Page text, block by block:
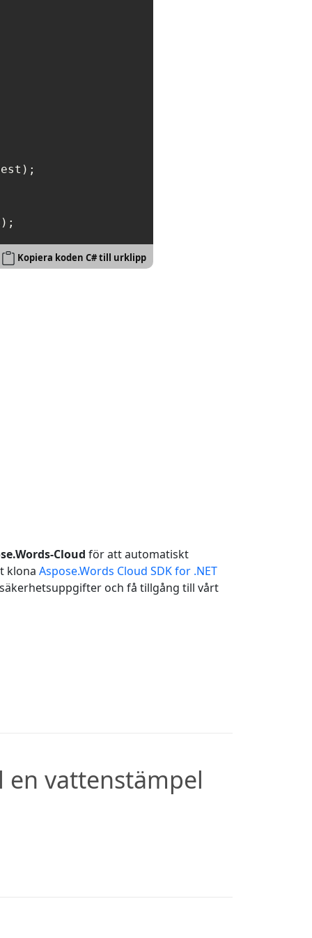
Kopiera koden C# till urklipp
Cloud för att automatiskt
klona Aspose.Words Cloud SDK for .NET
och få tillgång till vårt
vattenstämpel